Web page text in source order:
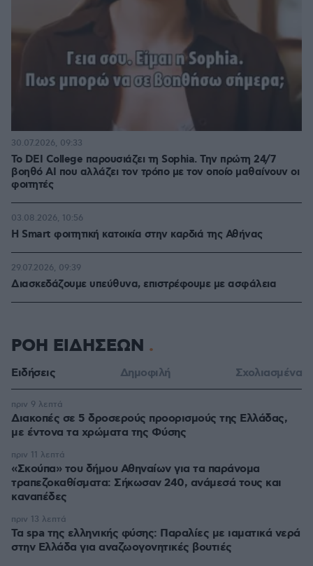
Το DEI College παρουσιάζει τη Sophia. Την πρώτη 24/7
βοηθό AI που αλλάζει τον τρόπο με τον οποίο μαθαίνουν οι
φοιτητές
30.07.2026, 09:33
Η Smart φοιτητική κατοικία στην καρδιά της Αθήνας
03.08.2026, 10:56
Διασκεδάζουμε υπεύθυνα, επιστρέφουμε με ασφάλεια
29.07.2026, 09:39
ΡΟΗ ΕΙΔΗΣΕΩΝ
Ειδήσεις Δημοφιλή Σχολιασμένα
Διακοπές σε 5 δροσερούς προορισμούς της Ελλάδας,
με έντονα τα χρώματα της Φύσης
πριν 9 λεπτά
«Σκούπα» του δήμου Αθηναίων για τα παράνομα
τραπεζοκαθίσματα: Σήκωσαν 240, ανάμεσά τους και
καναπέδες
πριν 11 λεπτά
Τα spa της ελληνικής φύσης: Παραλίες με ιαματικά νερά
στην Ελλάδα για αναζωογονητικές βουτιές
πριν 13 λεπτά